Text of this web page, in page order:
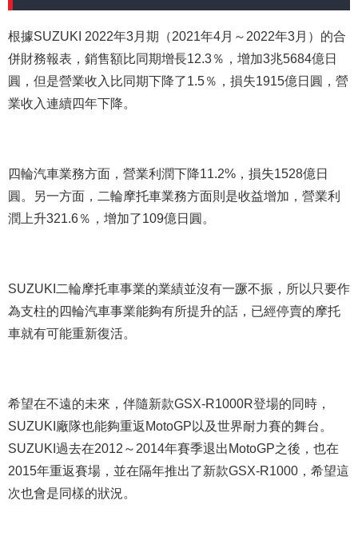
根據SUZUKI 2022年3月期（2021年4月～2022年3月）的合
併財務報表，銷售額比同期增長12.3％，增加3兆5684億日
圓，但是營業收入比同期下降了1.5％，損失1915億日圓，營
業收入連續四年下降。
四輪汽車業務方面，營業利潤下降11.2%，損失1528億日
圓。另一方面，二輪摩托車業務方面則是收益增加，營業利
潤上升321.6％，增加了109億日圓。
SUZUKI二輪摩托車事業的業績並沒有一蹶不振，所以只要作
為支柱的四輪汽車事業能夠有所提升的話，已經停賣的摩托
車就有可能重新復活。
希望在不遠的未來，伴隨新款GSX-R1000R登場的同時，
SUZUKI廠隊也能夠重返MotoGP以及世界耐力賽的舞台。
SUZUKI過去在2012～2014年賽季退出MotoGP之後，也在
2015年重返賽場，並在隔年推出了新款GSX-R1000，希望這
次也會是同樣的狀況。